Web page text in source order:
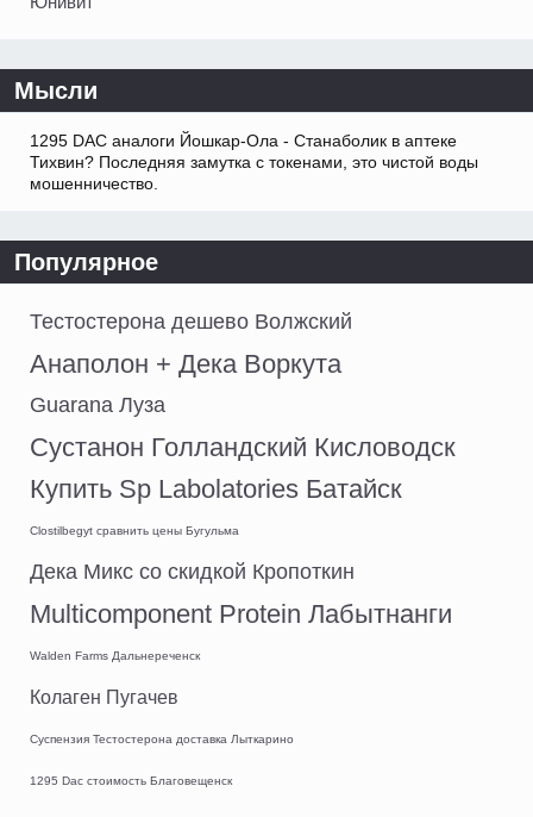
Мысли
1295 DAC аналоги Йошкар-Ола - Станаболик в аптеке
Тихвин? Последняя замутка с токенами, это чистой воды
мошенничество.
Популярное
Тестостерона дешево Волжский
Анаполон + Дека Воркута
Guarana Луза
Сустанон Голландский Кисловодск
Купить Sp Labolatories Батайск
Clostilbegyt сравнить цены Бугульма
Дека Микс со скидкой Кропоткин
Multicomponent Protein Лабытнанги
Walden Farms Дальнереченск
Колаген Пугачев
Суспензия Тестостерона доставка Лыткарино
1295 Dac стоимость Благовещенск